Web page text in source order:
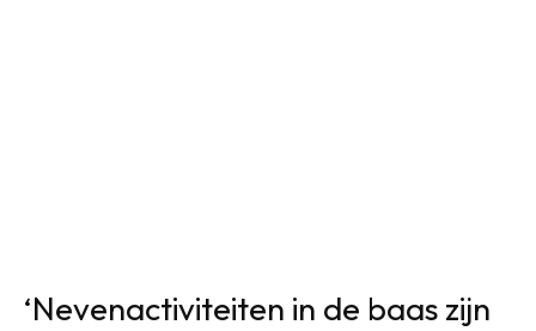
‘Nevenactiviteiten in de baas zijn